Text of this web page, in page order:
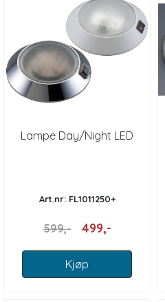
Lampe Day/Night LED
Art.nr: FL1011250+
599,- 499,-
Kjøp